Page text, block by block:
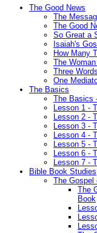
The Good News
The
The Good
So Great a
Isaiah's
How Many
The
Three
One
The Basics
The Basics
Lesson 1 -
Lesson 2 -
Lesson 3 -
Lesson 4 -
Lesson 5 -
Lesson 6 -
Lesson 7 -
Bible Book Studies
The Gospel
The
Book